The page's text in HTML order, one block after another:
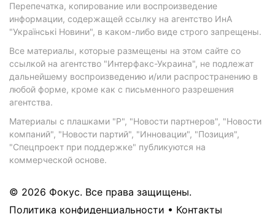
Перепечатка, копирование или воспроизведение
информации, содержащей ссылку на агентство ИнА
"Українські Новини", в каком-либо виде строго запрещены.
Все материалы, которые размещены на этом сайте со
ссылкой на агентство "Интерфакс-Украина", не подлежат
дальнейшему воспроизведению и/или распространению в
любой форме, кроме как с письменного разрешения
агентства.
Материалы с плашками "Р", "Новости партнеров", "Новости
компаний", "Новости партий", "Инновации", "Позиция",
"Спецпроект при поддержке" публикуются на
коммерческой основе.
© 2026 Фокус. Все права защищены.
Политика конфиденциальности • Контакты